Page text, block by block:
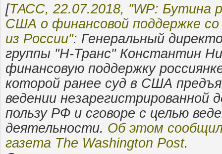
[ТАСС, 22.07.2018, "WP: Бутина
США о финансовой поддержке
из России": Генеральный
группы "Н-Транс" Константин
финансовую поддержку
которой ранее суд в США
ведении незарегистрированной
пользу РФ и сговоре с целью
деятельности. Об этом
газета The Washington Post.